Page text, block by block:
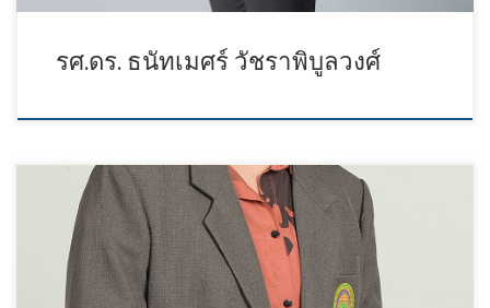
รศ.ดร. ธนัทเมศร์ วัชราพิบูลวงศ์
ประธานสาขาวิชาบริหารธุรกิจ โทรศัพท์(ที่ทำงาน) : 0863331832 อีเมล์ :